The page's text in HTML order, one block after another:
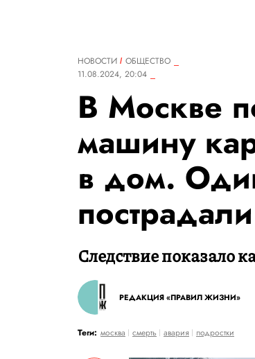
НОВОСТИ
ОБЩЕСТВО
11.08.2024, 20:04
В Москве
машину
в дом.
пострадали
Следствие показало
РЕДАКЦИЯ «ПРАВИЛ ЖИЗНИ»
Теги: москва смерть авария подростки